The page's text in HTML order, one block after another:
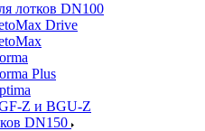
лотков DN100
Drive
Plus
Z и BGU-Z
DN150